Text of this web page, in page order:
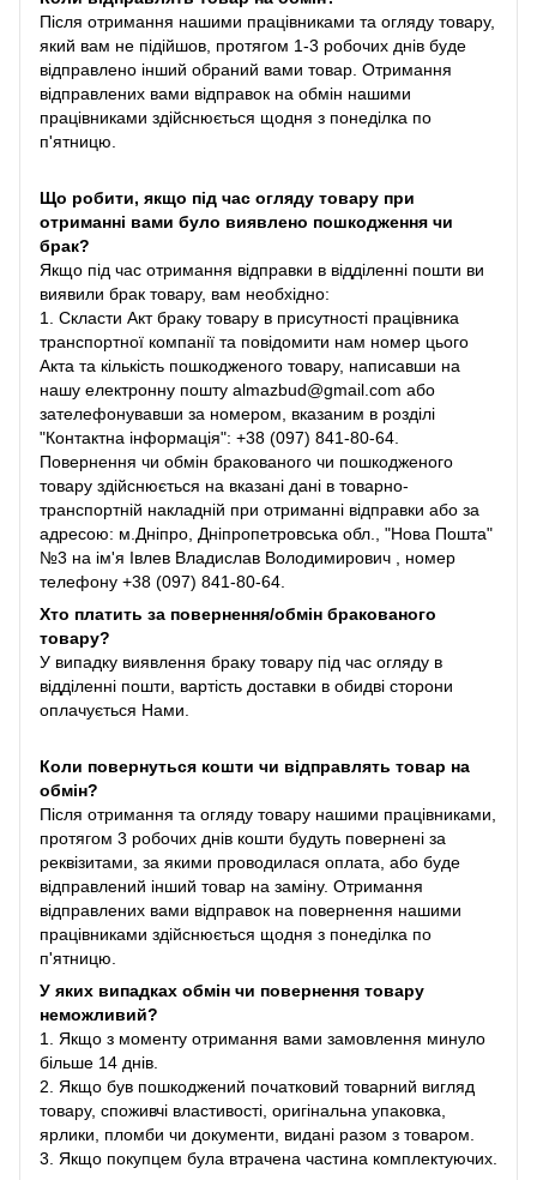
Після отримання нашими працівниками та огляду товару,
який вам не підійшов, протягом 1-3 робочих днів буде
відправлено інший обраний вами товар. Отримання
відправлених вами відправок на обмін нашими
працівниками здійснюється щодня з понеділка по
п'ятницю.
Що робити, якщо під час огляду товару при
отриманні вами було виявлено пошкодження чи
брак?
Якщо під час отримання відправки в відділенні пошти ви
виявили брак товару, вам необхідно:
1. Скласти Акт браку товару в присутності працівника
транспортної компанії та повідомити нам номер цього
Акта та кількість пошкодженого товару, написавши на
нашу електронну пошту almazbud@gmail.com або
зателефонувавши за номером, вказаним в розділі
"Контактна інформація": +38 (097) 841-80-64.
Повернення чи обмін бракованого чи пошкодженого
товару здійснюється на вказані дані в товарно-
транспортній накладній при отриманні відправки або за
адресою: м.Дніпро, Дніпропетровська обл., "Нова Пошта"
№3 на ім'я Івлев Владислав Володимирович , номер
телефону +38 (097) 841-80-64.
Хто платить за повернення/обмін бракованого
товару?
У випадку виявлення браку товару під час огляду в
відділенні пошти, вартість доставки в обидві сторони
оплачується Нами.
Коли повернуться кошти чи відправлять товар на
обмін?
Після отримання та огляду товару нашими працівниками,
протягом 3 робочих днів кошти будуть повернені за
реквізитами, за якими проводилася оплата, або буде
відправлений інший товар на заміну. Отримання
відправлених вами відправок на повернення нашими
працівниками здійснюється щодня з понеділка по
п'ятницю.
У яких випадках обмін чи повернення товару
неможливий?
1. Якщо з моменту отримання вами замовлення минуло
більше 14 днів.
2. Якщо був пошкоджений початковий товарний вигляд
товару, споживчі властивості, оригінальна упаковка,
ярлики, пломби чи документи, видані разом з товаром.
3. Якщо покупцем була втрачена частина комплектуючих.